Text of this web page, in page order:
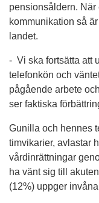
pensionsåldern.
kommunikation så
landet.
- Vi ska fortsätta att
telefonkön och
pågående arbete
ser faktiska
Gunilla och hennes
timvikarier, avlastar
vårdinrättningar
ha vänt sig till
(12%) uppger